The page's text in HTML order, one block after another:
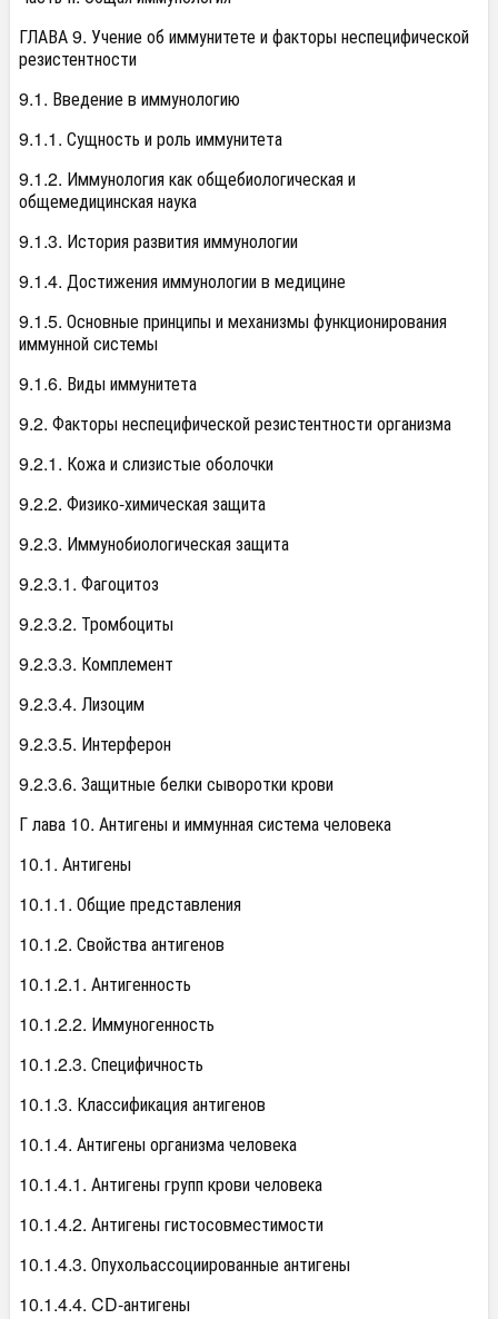
ГЛАВА 9. Учение об иммунитете и факторы неспецифической
резистентности
9.1. Введение в иммунологию
9.1.1. Сущность и роль иммунитета
9.1.2. Иммунология как общебиологическая и
общемедицинская наука
9.1.3. История развития иммунологии
9.1.4. Достижения иммунологии в медицине
9.1.5. Основные принципы и механизмы функционирования
иммунной системы
9.1.6. Виды иммунитета
9.2. Факторы неспецифической резистентности организма
9.2.1. Кожа и слизистые оболочки
9.2.2. Физико-химическая защита
9.2.3. Иммунобиологическая защита
9.2.3.1. Фагоцитоз
9.2.3.2. Тромбоциты
9.2.3.3. Комплемент
9.2.3.4. Лизоцим
9.2.3.5. Интерферон
9.2.3.6. Защитные белки сыворотки крови
Г лава 10. Антигены и иммунная система человека
10.1. Антигены
10.1.1. Общие представления
10.1.2. Свойства антигенов
10.1.2.1. Антигенность
10.1.2.2. Иммуногенность
10.1.2.3. Специфичность
10.1.3. Классификация антигенов
10.1.4. Антигены организма человека
10.1.4.1. Антигены групп крови человека
10.1.4.2. Антигены гистосовместимости
10.1.4.3. Опухольассоциированные антигены
10.1.4.4. CD-антигены